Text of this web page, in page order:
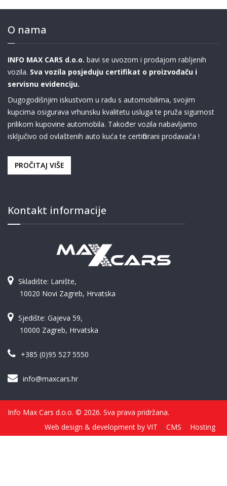
O nama
INFO MAX CARS d.o.o. bavi se uvozom i prodajom rabljenih
vozila. Sva vozila posjeduju certifikat o proizvođaču i
servisnu evidenciju.
Dugogodišnjim iskustvom u radu s automobilima, svojim
kupcima osigurava vrhunsku kvalitetu usluga te pruža sigurnost
prilikom kupovine automobila. Također vozila nabavljamo
isključivo od ovlaštenih auto kuća te certificirani prodavača !
PROČITAJ VIŠE
Kontakt informacije
Skladište: Lanište,
10020 Novi Zagreb, Hrvatska
Sjedište: Gajeva 59,
10000 Zagreb, Hrvatska
+385 (0)95 527 5550
info@maxcars.hr
Info Max Cars d.o.o. © 2026. Sva prava pridržana.
Web design & development by VIT
CMS Hosting